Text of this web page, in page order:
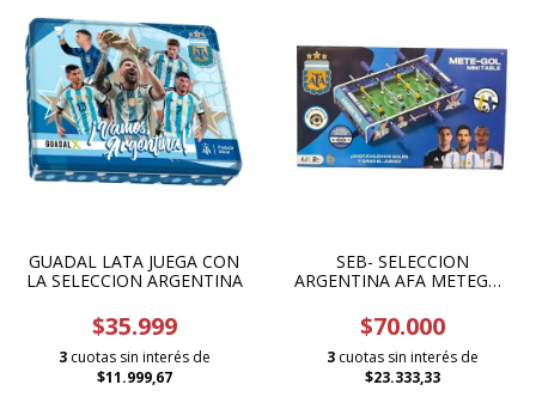
GUADAL LATA JUEGA CON
LA SELECCION ARGENTINA
$35.999
3 cuotas sin interés de
$11.999,67
SEB- SELECCION
ARGENTINA AFA METEGOL
$70.000
3 cuotas sin interés de
$23.333,33